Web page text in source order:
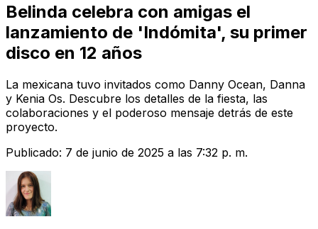
Belinda celebra con amigas el
lanzamiento de 'Indómita', su primer
disco en 12 años
La mexicana tuvo invitados como Danny Ocean, Danna
y Kenia Os. Descubre los detalles de la fiesta, las
colaboraciones y el poderoso mensaje detrás de este
proyecto.
Publicado: 7 de junio de 2025 a las 7:32 p. m.